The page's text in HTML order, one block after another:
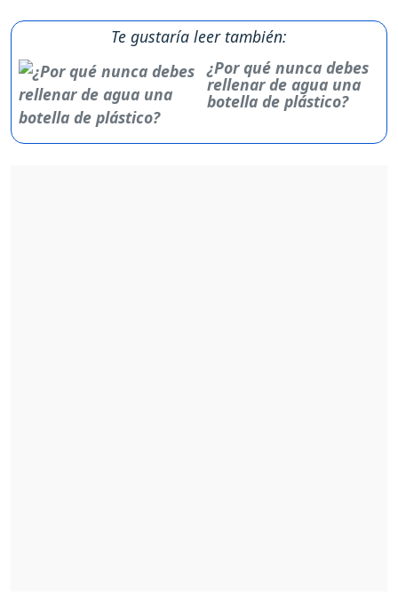
Te gustaría leer también:
¿Por qué nunca debes
rellenar de agua una
botella de plástico?